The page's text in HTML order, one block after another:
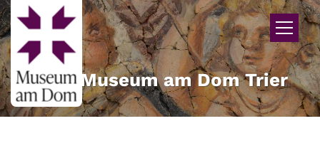
Zum Inhalt springen
Museum am Dom Trier